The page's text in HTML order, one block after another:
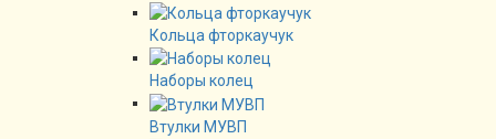
Кольца фторкаучук
Наборы колец
Втулки МУВП